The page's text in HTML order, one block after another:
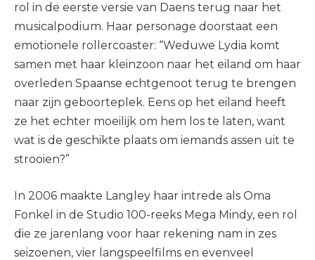
rol in de eerste versie van Daens terug naar het
musicalpodium. Haar personage doorstaat een
emotionele rollercoaster: “Weduwe Lydia komt
samen met haar kleinzoon naar het eiland om haar
overleden Spaanse echtgenoot terug te brengen
naar zijn geboorteplek. Eens op het eiland heeft
ze het echter moeilijk om hem los te laten, want
wat is de geschikte plaats om iemands assen uit te
strooien?”
In 2006 maakte Langley haar intrede als Oma
Fonkel in de Studio 100-reeks Mega Mindy, een rol
die ze jarenlang voor haar rekening nam in zes
seizoenen, vier langspeelfilms en evenveel